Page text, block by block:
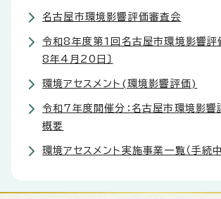
名古屋市環境影響評価審査会
令和8年度第1回名古屋市環境影響評
8年4月20日〕
環境アセスメント(環境影響評価)
令和7年度開催分：名古屋市環境影響
概要
環境アセスメント実施事業一覧（手続中